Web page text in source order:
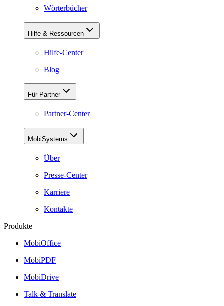
Wörterbücher
Hilfe & Ressourcen
Hilfe-Center
Blog
Für Partner
Partner-Center
MobiSystems
Über
Presse-Center
Karriere
Kontakte
Produkte
MobiOffice
MobiPDF
MobiDrive
Talk & Translate